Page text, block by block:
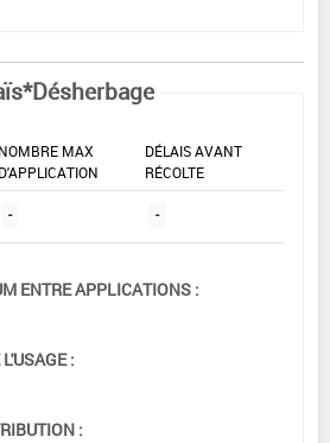
NOMBRE MAX
D'APPLICATION
DÉLAIS AVANT
RÉCOLTE
- -
ENTRE APPLICATIONS :
:
: